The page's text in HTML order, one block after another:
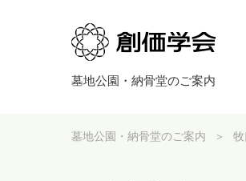
墓地公園・納骨堂のご案内
墓地公園・納骨堂のご案内 牧